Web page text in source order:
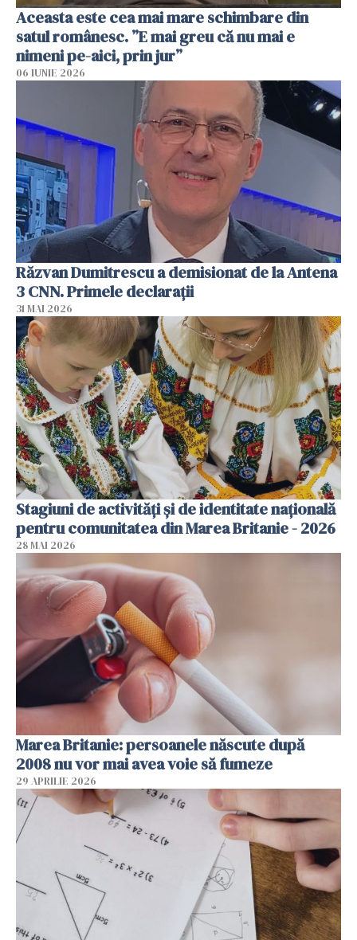
Aceasta este cea mai mare schimbare din
satul românesc. ”E mai greu că nu mai e
nimeni pe-aici, prin jur”
06 IUNIE 2026
Răzvan Dumitrescu a demisionat de la Antena
3 CNN. Primele declarații
31 MAI 2026
Stagiuni de activități și de identitate națională
pentru comunitatea din Marea Britanie - 2026
28 MAI 2026
Marea Britanie: persoanele născute după
2008 nu vor mai avea voie să fumeze
29 APRILIE 2026